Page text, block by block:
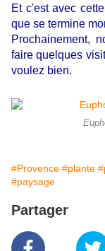
Et c'est avec cette
que se termine
Prochainement,
faire quelques
voulez bien.
#Provence #plante
#paysage
Partager